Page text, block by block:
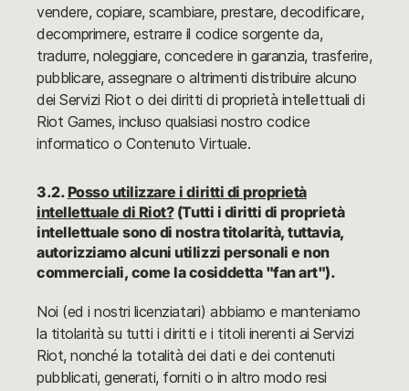
vendere, copiare, scambiare, prestare, decodificare,
decomprimere, estrarre il codice sorgente da,
tradurre, noleggiare, concedere in garanzia, trasferire,
pubblicare, assegnare o altrimenti distribuire alcuno
dei Servizi Riot o dei diritti di proprietà intellettuali di
Riot Games, incluso qualsiasi nostro codice
informatico o Contenuto Virtuale.
3.2. Posso utilizzare i diritti di proprietà
intellettuale di Riot?(Tutti i diritti di proprietà
intellettuale sono di nostra titolarità, tuttavia,
autorizziamo alcuni utilizzi personali e non
commerciali, come la cosiddetta "fan art").
Noi (ed i nostri licenziatari) abbiamo e manteniamo
la titolarità su tutti i diritti e i titoli inerenti ai Servizi
Riot, nonché la totalità dei dati e dei contenuti
pubblicati, generati, forniti o in altro modo resi